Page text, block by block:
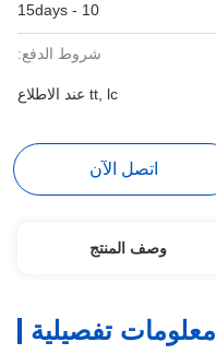
10 - 15days
شروط الدفع:
tt, lc عند الاطلاع
اتصل الآن
وصف المنتج
معلومات تفصيلية